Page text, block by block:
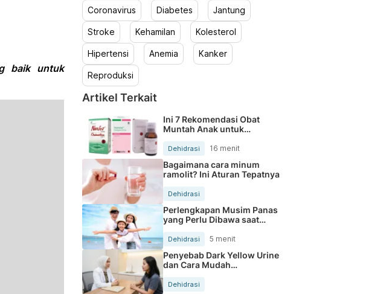
baik untuk
Coronavirus Diabetes Jantung
Stroke Kehamilan Kolesterol
Hipertensi Anemia Kanker
Reproduksi
Artikel Terkait
Ini 7 Rekomendasi Obat
Muntah Anak untuk
Dehidrasi
Dehidrasi 16 menit
Bagaimana cara minum
ramolit? Ini Aturan Tepatnya
Dehidrasi
Perlengkapan Musim Panas
yang Perlu Dibawa saat
Dehidrasi 5 menit
Penyebab Dark Yellow Urine
dan Cara Mudah
Dehidrasi